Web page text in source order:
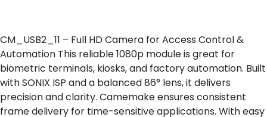
CM_USB2_11 – Full HD Camera for Access Control &
Automation This reliable 1080p module is great for
biometric terminals, kiosks, and factory automation. Built
with SONIX ISP and a balanced 86° lens, it delivers
precision and clarity. Camemake ensures consistent
frame delivery for time-sensitive applications. With easy